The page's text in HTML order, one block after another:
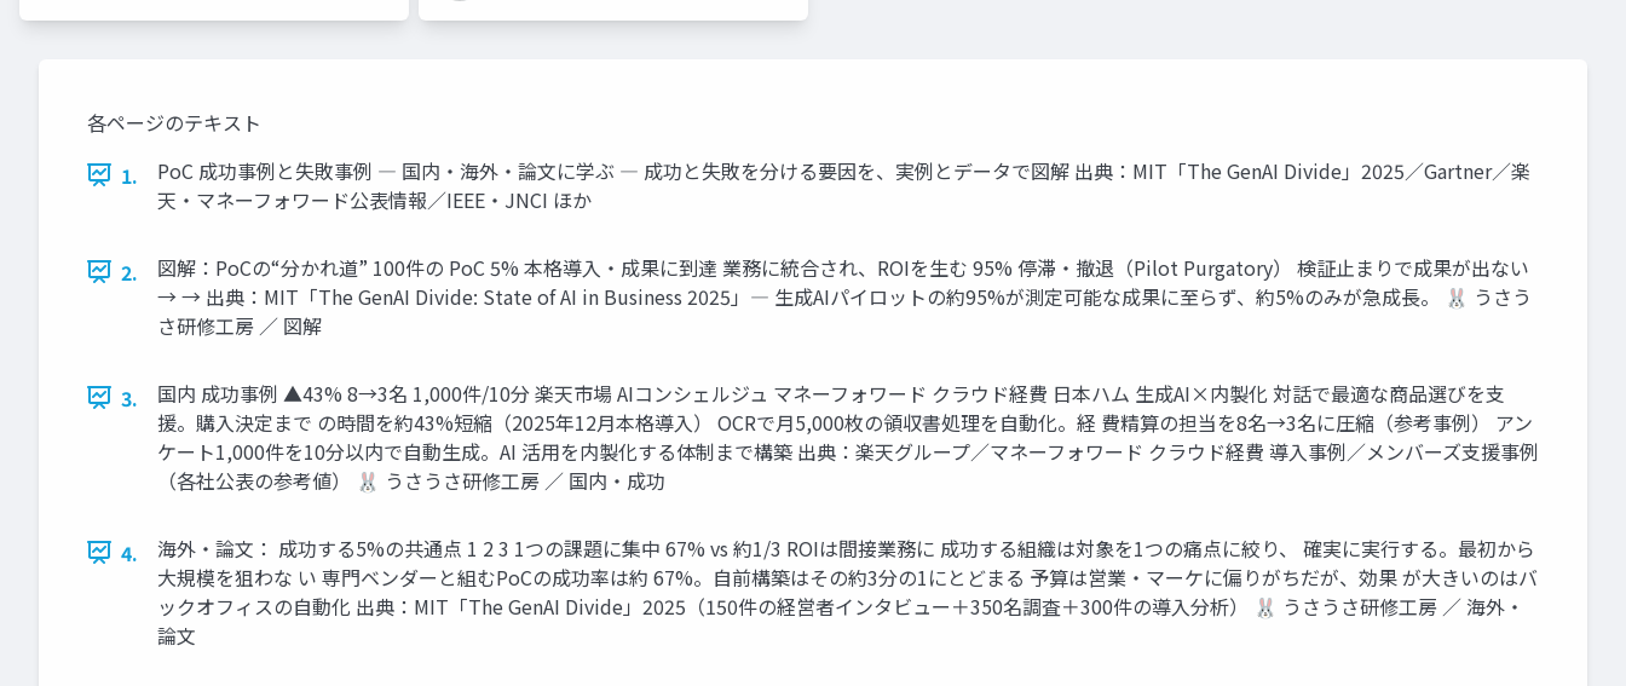
各ページのテキスト
1.
PoC 成功事例と失敗事例 ― 国内・海外・論文に学ぶ ― 成功と失敗を分ける要因を、実例とデータで図解 出典：MIT「The GenAI Divide」2025／Gartner／楽
天・マネーフォワード公表情報／IEEE・JNCI ほか
2.
図解：PoCの“分かれ道” 100件の PoC 5% 本格導入・成果に到達 業務に統合され、ROIを生む 95% 停滞・撤退（Pilot Purgatory） 検証止まりで成果が出ない
→ → 出典：MIT「The GenAI Divide: State of AI in Business 2025」― 生成AIパイロットの約95%が測定可能な成果に至らず、約5%のみが急成長。 🐰 うさう
さ研修工房 ／ 図解
3.
国内 成功事例 ▲43% 8→3名 1,000件/10分 楽天市場 AIコンシェルジュ マネーフォワード クラウド経費 日本ハム 生成AI×内製化 対話で最適な商品選びを支
援。購入決定まで の時間を約43%短縮（2025年12月本格導入） OCRで月5,000枚の領収書処理を自動化。経 費精算の担当を8名→3名に圧縮（参考事例） アン
ケート1,000件を10分以内で自動生成。AI 活用を内製化する体制まで構築 出典：楽天グループ／マネーフォワード クラウド経費 導入事例／メンバーズ支援事例
（各社公表の参考値） 🐰 うさうさ研修工房 ／ 国内・成功
4.
海外・論文： 成功する5%の共通点 1 2 3 1つの課題に集中 67% vs 約1/3 ROIは間接業務に 成功する組織は対象を1つの痛点に絞り、 確実に実行する。最初から
大規模を狙わな い 専門ベンダーと組むPoCの成功率は約 67%。自前構築はその約3分の1にとどまる 予算は営業・マーケに偏りがちだが、効果 が大きいのはバ
ックオフィスの自動化 出典：MIT「The GenAI Divide」2025（150件の経営者インタビュー＋350名調査＋300件の導入分析） 🐰 うさうさ研修工房 ／ 海外・
論文